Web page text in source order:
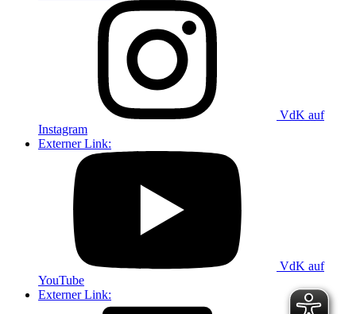
VdK auf
Instagram
Externer Link:
VdK auf
YouTube
Externer Link: